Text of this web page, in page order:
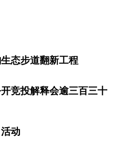
态步道翻新工程
竞投解释会逾三百三十
动